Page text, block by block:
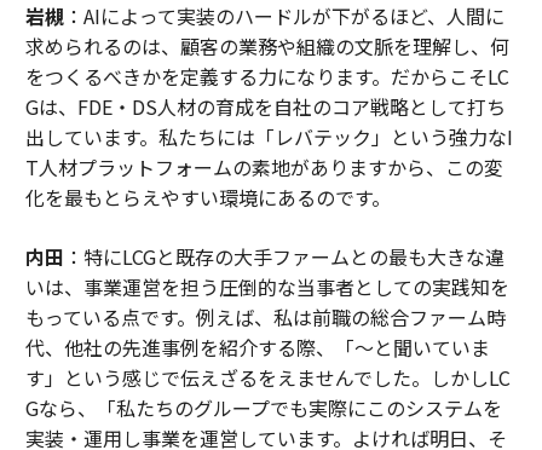
岩槻：AIによって実装のハードルが下がるほど、人間に
求められるのは、顧客の業務や組織の文脈を理解し、何
をつくるべきかを定義する力になります。だからこそLC
Gは、FDE・DS人材の育成を自社のコア戦略として打ち
出しています。私たちには「レバテック」という強力なI
T人材プラットフォームの素地がありますから、この変
化を最もとらえやすい環境にあるのです。
内田 ：特にLCGと既存の大手ファームとの最も大きな違
いは、事業運営を担う圧倒的な当事者としての実践知を
もっている点です。例えば、私は前職の総合ファーム時
代、他社の先進事例を紹介する際、「〜と聞いていま
す」という感じで伝えざるをえませんでした。しかしLC
Gなら、「私たちのグループでも実際にこのシステムを
実装・運用し事業を運営しています。よければ明日、そ